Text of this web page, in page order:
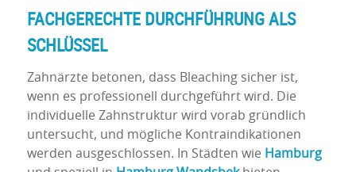
FACHGERECHTE DURCHFÜHRUNG ALS
SCHLÜSSEL
Zahnärzte betonen, dass Bleaching sicher ist,
wenn es professionell durchgeführt wird. Die
individuelle Zahnstruktur wird vorab gründlich
untersucht, und mögliche Kontraindikationen
werden ausgeschlossen. In Städten wie Hamburg